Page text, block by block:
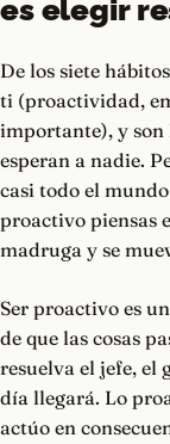
es elegir
De los siete
ti (proactividad,
importante), y son
esperan a nadie.
casi todo el
proactivo piensas
madruga y se
Ser proactivo es
de que las cosas
resuelva el jefe, el
día llegará. Lo
actúo en